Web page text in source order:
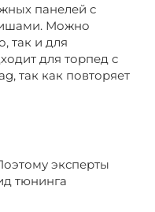
панелей с
Можно
так и для
для торпед с
так как повторяет
эксперты
тюнинга